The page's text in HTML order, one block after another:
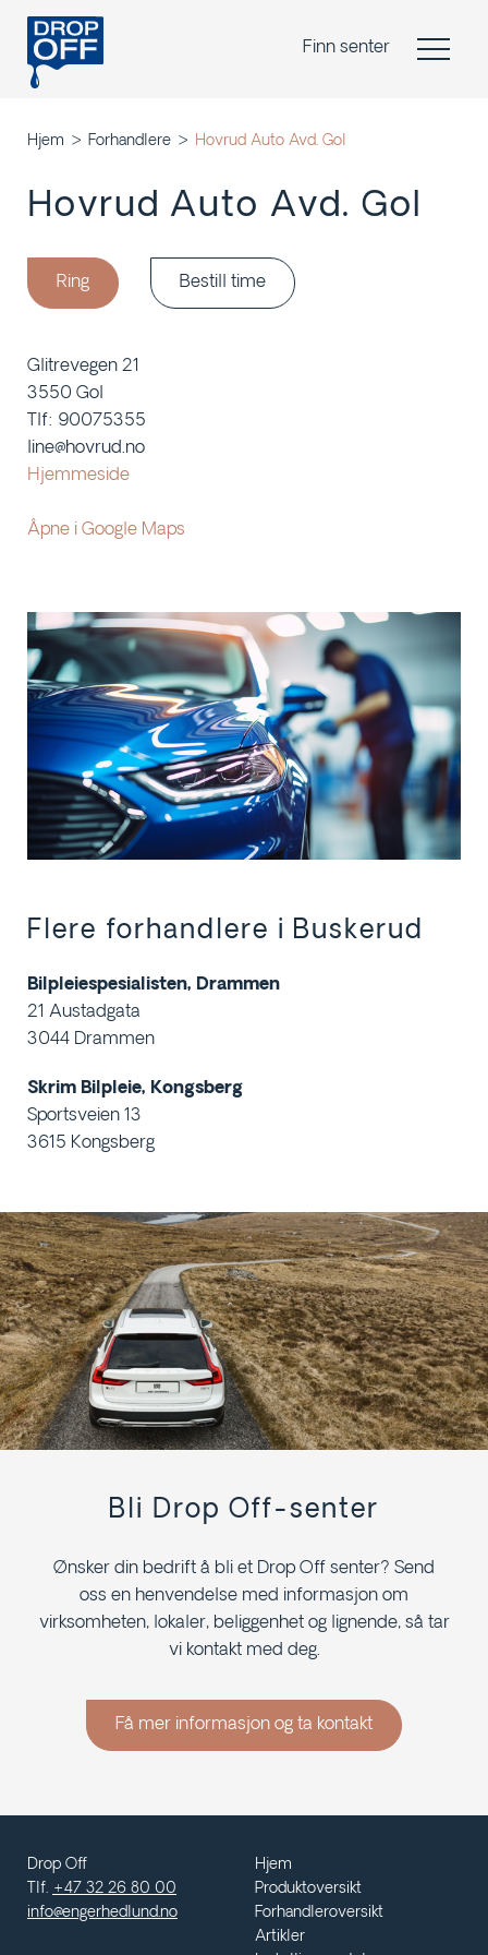
Finn senter
Hjem Forhandlere Hovrud Auto Avd. Gol
Hovrud Auto Avd. Gol
Ring Bestill time
Glitrevegen 21
3550 Gol
Tlf: 90075355
line@hovrud.no
Hjemmeside
Åpne i Google Maps
Flere forhandlere i Buskerud
Bilpleiespesialisten, Drammen
21 Austadgata
3044 Drammen
Skrim Bilpleie, Kongsberg
Sportsveien 13
3615 Kongsberg
Bli Drop Off-senter
Ønsker din bedrift å bli et Drop Off senter? Send
oss en henvendelse med informasjon om
virksomheten, lokaler, beliggenhet og lignende, så tar
vi kontakt med deg.
Få mer informasjon og ta kontakt
Drop Off
Tlf. +47 32 26 80 00
info@engerhedlund.no
Hjem
Produktoversikt
Forhandleroversikt
Artikler